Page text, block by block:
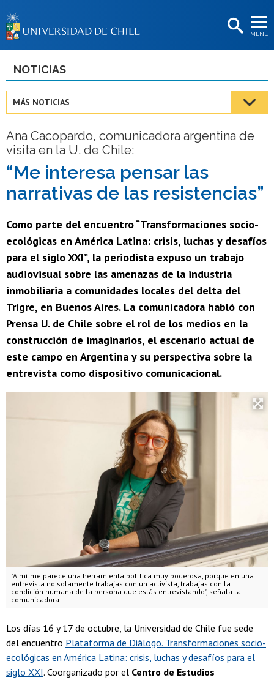
MENÚ
BIBLIOTECAS
Estudiantes
Académicas/os
Egresadas/os
NOTICIAS
MÁS NOTICIAS
Ana Cacopardo, comunicadora argentina de
visita en la U. de Chile:
“Me interesa pensar las
narrativas de las resistencias”
Como parte del encuentro “Transformaciones socio-
ecológicas en América Latina: crisis, luchas y desafíos
para el siglo XXI”, la periodista expuso un trabajo
audiovisual sobre las amenazas de la industria
inmobiliaria a comunidades locales del delta del
Trigre, en Buenos Aires. La comunicadora habló con
Prensa U. de Chile sobre el rol de los medios en la
construcción de imaginarios, el escenario actual de
este campo en Argentina y su perspectiva sobre la
entrevista como dispositivo comunicacional.
"A mí me parece una herramienta política muy poderosa, porque en una
entrevista no solamente trabajas con un activista, trabajas con la
condición humana de la persona que estás entrevistando", señala la
comunicadora.
Los días 16 y 17 de octubre, la Universidad de Chile fue sede
del encuentro Plataforma de Diálogo. Transformaciones socio-
ecológicas en América Latina: crisis, luchas y desafíos para el
siglo XXI. Coorganizado por el Centro de Estudios